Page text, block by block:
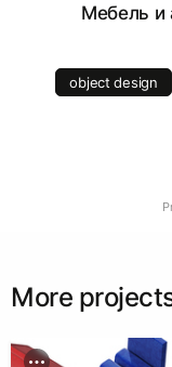
Мебель и
object design
More